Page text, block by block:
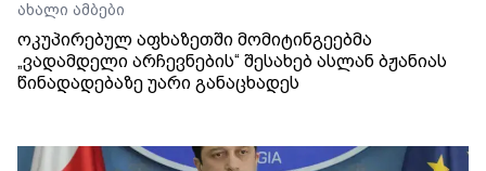
ახალი ამბები
ოკუპირებულ აფხაზეთში მომიტინგეებმა
„ვადამდელი არჩევნების“ შესახებ ასლან ბჟანიას
წინადადებაზე უარი განაცხადეს